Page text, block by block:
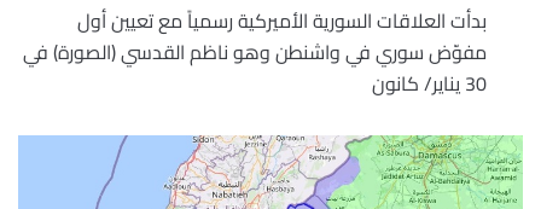
بدأت العلاقات السورية الأميركية رسمياً مع تعيين أول
مفوّض سوري في واشنطن وهو ناظم القدسي (الصورة) في
30 يناير/ كانون